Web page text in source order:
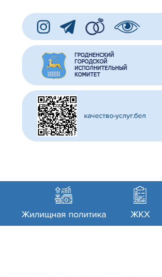
качество-услуг.бел
Жилищная политика ЖКХ